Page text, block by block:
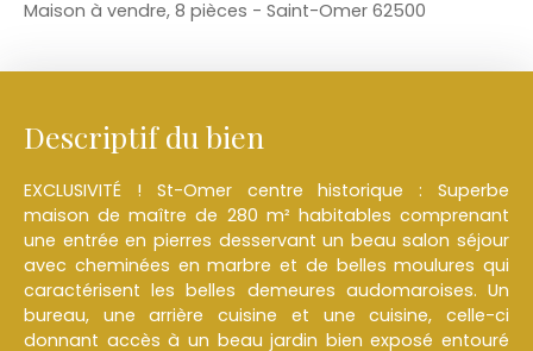
Maison à vendre, 8 pièces - Saint-Omer 62500
Descriptif du bien
EXCLUSIVITÉ ! St-Omer centre historique : Superbe
maison de maître de 280 m² habitables comprenant
une entrée en pierres desservant un beau salon séjour
avec cheminées en marbre et de belles moulures qui
caractérisent les belles demeures audomaroises. Un
bureau, une arrière cuisine et une cuisine, celle-ci
donnant accès à un beau jardin bien exposé entouré